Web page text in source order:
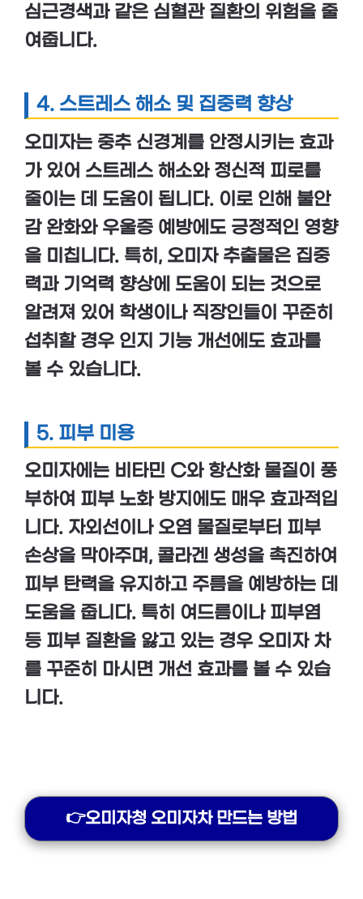
심근경색과 같은 심혈관 질환의 위험을 줄
여줍니다.
4. 스트레스 해소 및 집중력 향상
오미자는 중추 신경계를 안정시키는 효과
가 있어 스트레스 해소와 정신적 피로를
줄이는 데 도움이 됩니다. 이로 인해 불안
감 완화와 우울증 예방에도 긍정적인 영향
을 미칩니다. 특히, 오미자 추출물은 집중
력과 기억력 향상에 도움이 되는 것으로
알려져 있어 학생이나 직장인들이 꾸준히
섭취할 경우 인지 기능 개선에도 효과를
볼 수 있습니다.
5. 피부 미용
오미자에는 비타민 C와 항산화 물질이 풍
부하여 피부 노화 방지 에도 매우 효과적입
니다. 자외선이나 오염 물질로부터 피부
손상을 막아주며, 콜라겐 생성을 촉진하여
피부 탄력을 유지하고 주름을 예방하는 데
도움을 줍니다. 특히 여드름이나 피부염
등 피부 질환을 앓고 있는 경우 오미자 차
를 꾸준히 마시면 개선 효과를 볼 수 있습
니다.
👉오미자청 오미자차 만드는 방법